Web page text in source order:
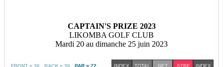
CAPTAIN'S PRIZE 2023
LIKOMBA GOLF CLUB
Mardi 20 au dimanche 25 juin 2023
FRONT = 36 BACK = 36 PAR = 72 INDEX TOTAL NET STBF INDEX